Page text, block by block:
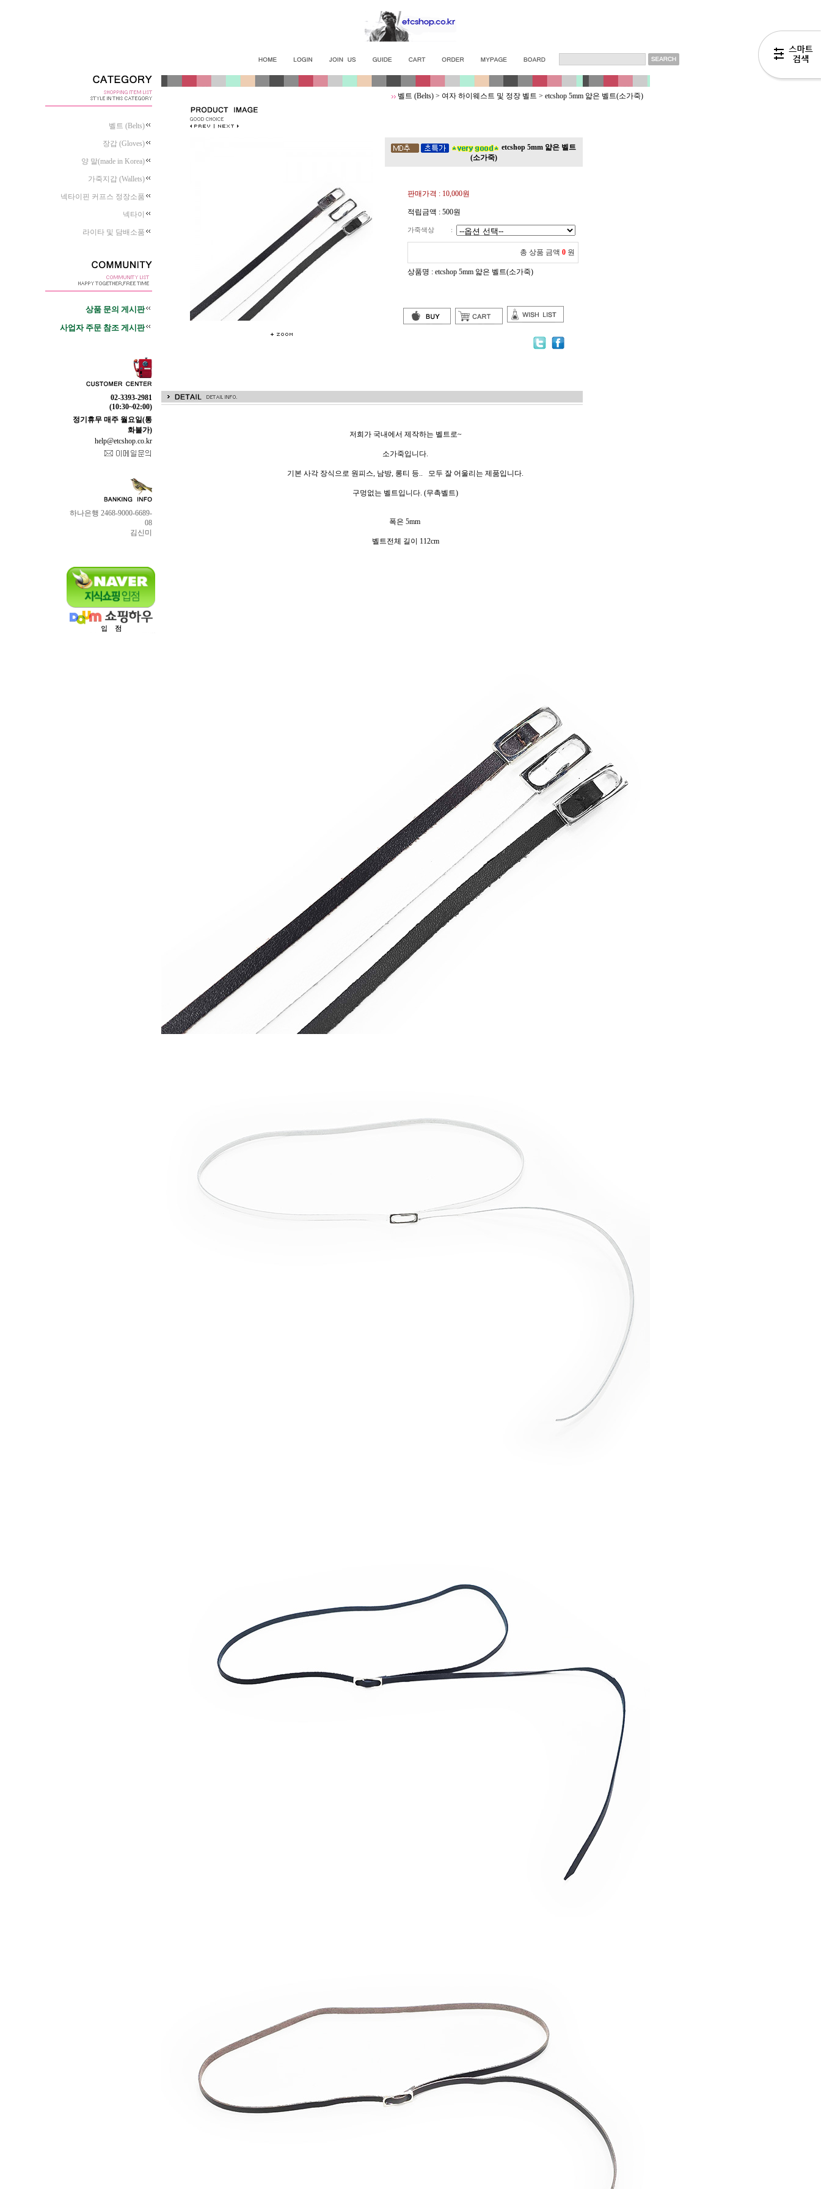
벨트 (Belts)
장갑 (Gloves)
양 말(made in Korea)
가죽지갑 (Wallets)
넥타이핀 커프스 정장소품
넥타이
라이타 및 담배소품
상품 문의 게시판
사업자 주문 참조 게시판
02-3393-2981
(10:30~02:00)
정기휴무 매주 월요일(통
화불가)
help@etcshop.co.kr
하나은행 2468-9000-6689-
08
김신미
벨트 (Belts) > 여자 하이웨스트 및 정장 벨트 > etcshop 5mm 얇은 벨트(소가죽)
etcshop 5mm 얇은 벨트
(소가죽)
판매가격 : 10,000원
적립금액 : 500원
가죽색상 :
총 상품 금액 0 원
상품명 : etcshop 5mm 얇은 벨트(소가죽)
저희가 국내에서 제작하는 벨트로~
소가죽입니다.
기본 사각 장식으로 원피스, 남방, 롱티 등.. 모두 잘 어울리는 제품입니다.
구멍없는 벨트입니다. (무촉벨트)
폭은 5mm
벨트전체 길이 112cm